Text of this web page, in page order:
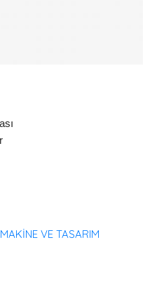
MAKİNE VE TASARIM